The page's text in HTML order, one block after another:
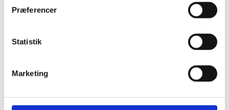
Præferencer
Statistik
Marketing
Pakning: 1 kg